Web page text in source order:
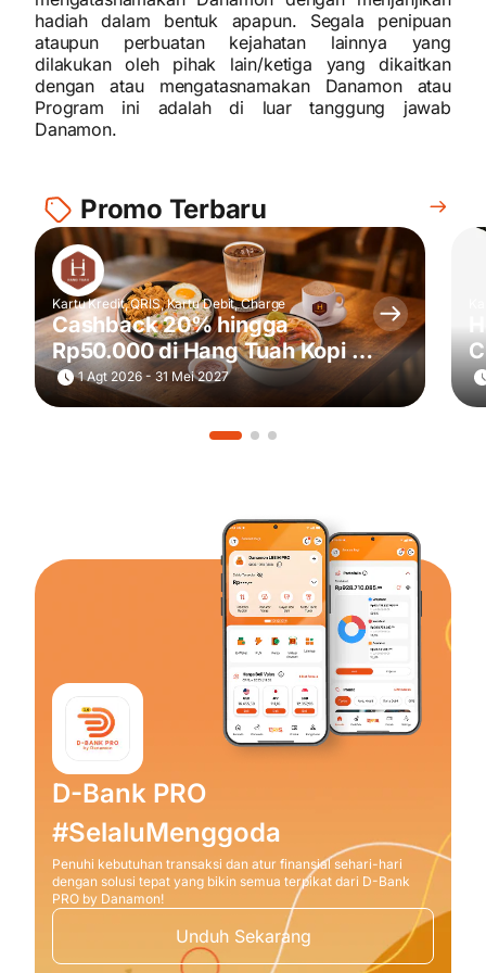
hadiah dalam bentuk apapun. Segala penipuan
ataupun perbuatan kejahatan lainnya yang
dilakukan oleh pihak lain/ketiga yang dikaitkan
dengan atau mengatasnamakan Danamon atau
Program ini adalah di luar tanggung jawab
Danamon.
Promo Terbaru
Kartu Kredit, QRIS, Kartu Debit, Charge
Cashback 20% hingga
Rp50.000 di Hang Tuah Kopi &
Toastery
1 Agt 2026 - 31 Mei 2027
|
D-Bank PRO
#SelaluMenggoda
Penuhi kebutuhan transaksi dan atur finansial sehari-hari
dengan solusi tepat yang bikin semua terpikat dari D-Bank
PRO by Danamon!
Unduh Sekarang